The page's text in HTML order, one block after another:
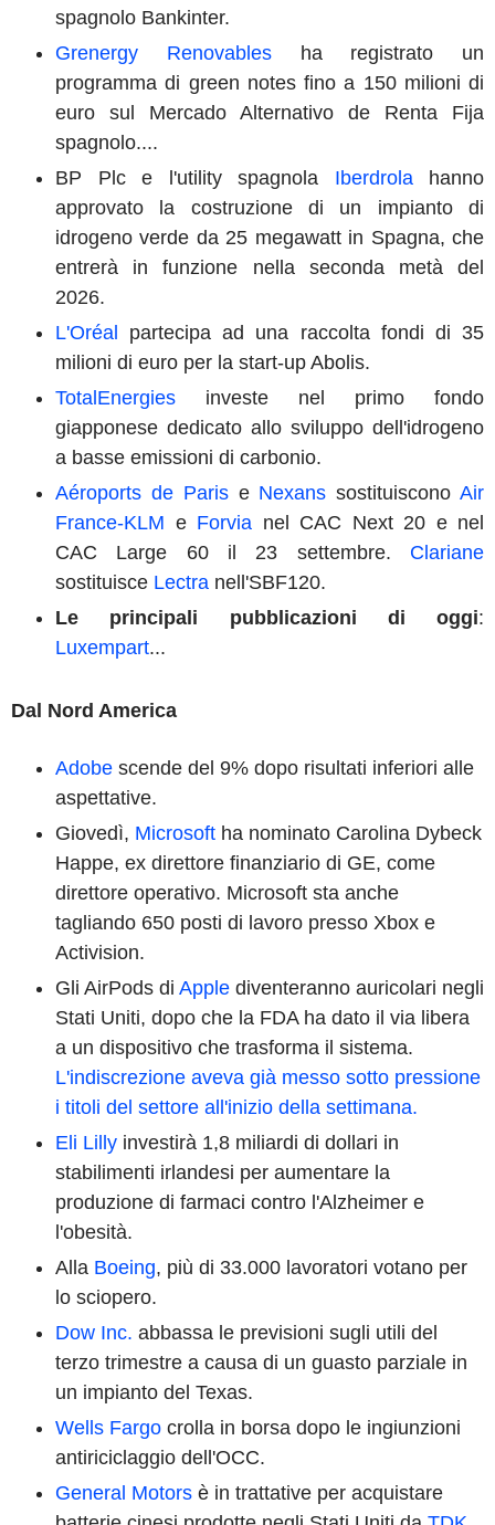
spagnolo Bankinter.
Grenergy Renovablesha registrato un
programma di green notes fino a 150 milioni di
euro sul Mercado Alternativo de Renta Fija
spagnolo....
BP Plc e l'utility spagnola Iberdrolahanno
approvato la costruzione di un impianto di
idrogeno verde da 25 megawatt in Spagna, che
entrerà in funzione nella seconda metà del
2026.
L'Oréal partecipa ad una raccolta fondi di 35
milioni di euro per la start-up Abolis.
TotalEnergies investe nel primo fondo
giapponese dedicato allo sviluppo dell'idrogeno
a basse emissioni di carbonio.
Aéroports de Parise Nexans sostituisconoAir
France-KLM e Forvia nel CAC Next 20 e nel
CAC Large 60 il 23 settembre. Clariane
sostituisce Lectra nell'SBF120.
Le principali pubblicazioni di oggi:
Luxempart...
Dal Nord America
Adobe scende del 9% dopo risultati inferiori alle
aspettative.
Giovedì, Microsoft ha nominato Carolina Dybeck
Happe, ex direttore finanziario di GE, come
direttore operativo. Microsoft sta anche
tagliando 650 posti di lavoro presso Xbox e
Activision.
Gli AirPods di Apple diventeranno auricolari negli
Stati Uniti, dopo che la FDA ha dato il via libera
a un dispositivo che trasforma il sistema.
L'indiscrezione aveva già messo sotto pressione
i titoli del settore all'inizio della settimana.
Eli Lilly investirà 1,8 miliardi di dollari in
stabilimenti irlandesi per aumentare la
produzione di farmaci contro l'Alzheimer e
l'obesità.
Alla Boeing, più di 33.000 lavoratori votano per
lo sciopero.
Dow Inc. abbassa le previsioni sugli utili del
terzo trimestre a causa di un guasto parziale in
un impianto del Texas.
Wells Fargo crolla in borsa dopo le ingiunzioni
antiriciclaggio dell'OCC.
General Motors è in trattative per acquistare